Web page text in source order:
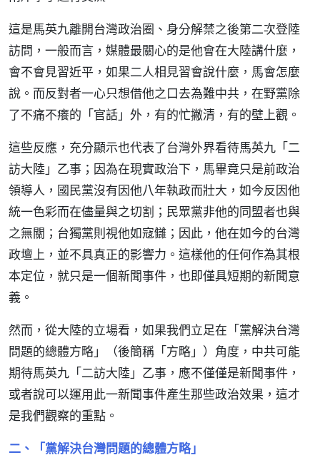
這是馬英九離開台灣政治圈、身分解禁之後第二次登陸
訪問，一般而言，媒體最關心的是他會在大陸講什麼，
會不會見習近平，如果二人相見習會說什麼，馬會怎麼
說。而反對者一心只想借他之口去為難中共，在野黨除
了不痛不癢的「官話」外，有的忙撇清，有的壁上觀。
這些反應，充分顯示也代表了台灣外界看待馬英九「二
訪大陸」乙事；因為在現實政治下，馬畢竟只是前政治
領導人，國民黨沒有因他八年執政而壯大，如今反因他
統一色彩而在儘量與之切割；民眾黨非他的同盟者也與
之無關；台獨黨則視他如寇讎；因此，他在如今的台灣
政壇上，並不具真正的影響力。這樣他的任何作為其根
本定位，就只是一個新聞事件，也即僅具短期的新聞意
義。
然而，從大陸的立場看，如果我們立足在「黨解決台灣
問題的總體方略」（後簡稱「方略」）角度，中共可能
期待馬英九「二訪大陸」乙事，應不僅僅是新聞事件，
或者說可以運用此一新聞事件產生那些政治效果，這才
是我們觀察的重點。
二、「黨解決台灣問題的總體方略」